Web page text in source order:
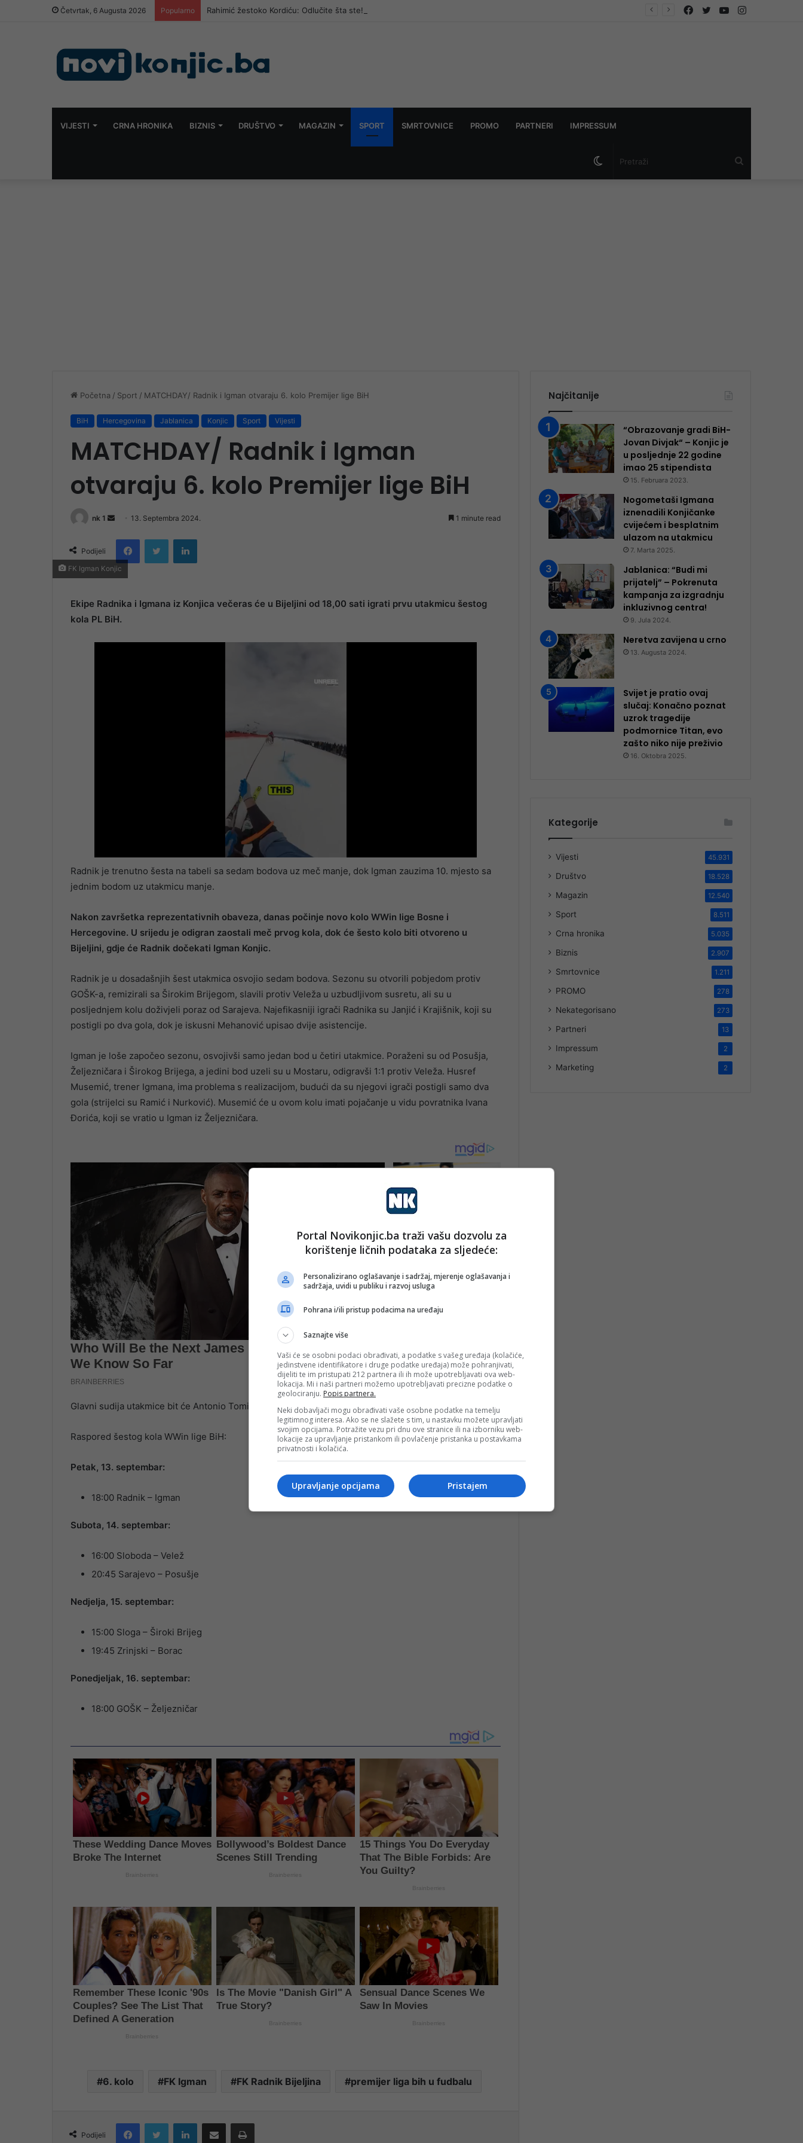
Četvrtak, 6 Augusta 2026 Popularno Rahimić žestoko Kordiću: Odlučite šta ste! Instagram
YouTube
Twitter
Facebook
VIJESTI CRNA HRONIKA BIZNIS DRUŠTVO MAGAZIN SPORT SMRTOVNICE PROMO PARTNERI IMPRESSUM
Switch
Početna / Sport / MATCHDAY/ Radnik i Igman otvaraju 6. kolo Premijer lige BiH
BiH Hercegovina Jablanica Konjic Sport Vijesti
MATCHDAY/ Radnik i Igman
otvaraju 6. kolo Premijer lige BiH
nk 1
Send
email
13. Septembra 2024. 1 minute read
Podijeli
FacebookTwitter LinkedIn
FK Igman Konjic
Ekipe Radnika i Igmana iz Konjica večeras će u Bijeljini od 18,00 sati igrati prvu utakmicu šestog
kola PL BiH.
Radnik je trenutno šesta na tabeli sa sedam bodova uz meč manje, dok Igman zauzima 10. mjesto sa
jednim bodom uz utakmicu manje.
Nakon završetka reprezentativnih obaveza, danas počinje novo kolo WWin lige Bosne i
Hercegovine. U srijedu je odigran zaostali meč prvog kola, dok će šesto kolo biti otvoreno u
Bijeljini, gdje će Radnik dočekati Igman Konjic.
Radnik je u dosadašnjih šest utakmica osvojio sedam bodova. Sezonu su otvorili pobjedom protiv
GOŠK-a, remizirali sa Širokim Brijegom, slavili protiv Veleža u uzbudljivom susretu, ali su u
posljednjem kolu doživjeli poraz od Sarajeva. Najefikasniji igrači Radnika su Janjić i Krajišnik, koji su
postigli po dva gola, dok je iskusni Mehanović upisao dvije asistencije.
Igman je loše započeo sezonu, osvojivši samo jedan bod u četiri utakmice. Poraženi su od Posušja,
Željezničara i Širokog Brijega, a jedini bod uzeli su u Mostaru, odigravši 1:1 protiv Veleža. Husref
Musemić, trener Igmana, ima problema s realizacijom, budući da su njegovi igrači postigli samo dva
gola (strijelci su Ramić i Nurković). Musemić će u ovom kolu imati pojačanje u vidu povratnika Ivana
Đorića, koji se vratio u Igman iz Željezničara.
Glavni sudija utakmice bit će Antonio Tomić iz Kreševa.
Raspored šestog kola WWin lige BiH:
Petak, 13. septembar:
18:00 Radnik – Igman
Subota, 14. septembar:
16:00 Sloboda – Velež
20:45 Sarajevo – Posušje
Nedjelja, 15. septembar:
15:00 Sloga – Široki Brijeg
19:45 Zrinjski – Borac
Ponedjeljak, 16. septembar:
18:00 GOŠK – Željezničar
6. kolo FK Igman FK Radnik Bijeljina premijer liga bih u fudbalu
Podijeli
FacebookTwitter LinkedInShare via Email Print
Najčitanije
“Obrazovanje gradi BiH-
Jovan Divjak“ – Konjic je
u posljednje 22 godine
imao 25 ​​stipendista
15. Februara 2023.
Nogometaši Igmana
iznenadili Konjičanke
cvijećem i besplatnim
ulazom na utakmicu
7. Marta 2025.
Jablanica: “Budi mi
prijatelj” – Pokrenuta
kampanja za izgradnju
inkluzivnog centra!
9. Jula 2024.
Neretva zavijena u crno
13. Augusta 2024.
Svijet je pratio ovaj
slučaj: Konačno poznat
uzrok tragedije
podmornice Titan, evo
zašto niko nije preživio
16. Oktobra 2025.
Kategorije
Vijesti 45.931
Društvo 18.528
Magazin 12.540
Sport 8.511
Crna hronika 5.035
Biznis 2.907
Smrtovnice 1.211
PROMO 278
Nekategorisano 273
Partneri 13
Impressum 2
Marketing 2
Portal Novikonjic.ba traži vašu dozvolu za
korištenje ličnih podataka za sljedeće:
Personalizirano oglašavanje i sadržaj, mjerenje oglašavanja i
sadržaja, uvidi u publiku i razvoj usluga
Pohrana i/ili pristup podacima na uređaju
Saznajte više
Vaši će se osobni podaci obrađivati, a podatke s vašeg uređaja (kolačiće,
jedinstvene identifikatore i druge podatke uređaja) može pohranjivati,
dijeliti te im pristupati 212 partnera ili ih može upotrebljavati ova web-
lokacija. Mi i naši partneri možemo upotrebljavati precizne podatke o
geolociranju. Popis partnera.
Neki dobavljači mogu obrađivati vaše osobne podatke na temelju
legitimnog interesa. Ako se ne slažete s tim, u nastavku možete upravljati
svojim opcijama. Potražite vezu pri dnu ove stranice ili na izborniku web-
lokacije za upravljanje pristankom ili povlačenje pristanka u postavkama
privatnosti i kolačića.
Pristajem
Upravljanje opcijama